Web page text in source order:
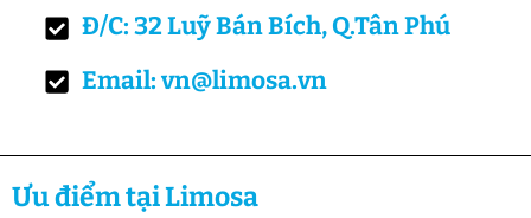
Đ/C: 32 Luỹ Bán Bích, Q.Tân Phú
Email: vn@limosa.vn
Ưu điểm tại Limosa